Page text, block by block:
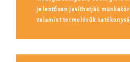
jelentősen javíthatják
valamint termelésük